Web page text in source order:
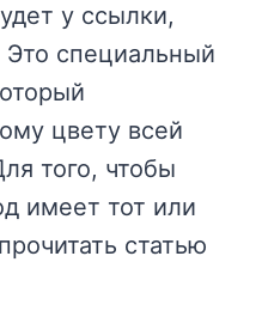
у ссылки,
Это специальный
цвету всей
того, чтобы
имеет тот или
статью